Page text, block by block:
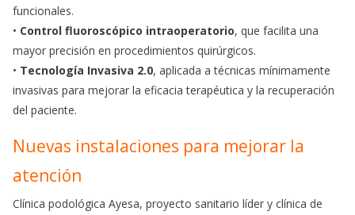
funcionales.
• Control fluoroscópico intraoperatorio, que facilita una
mayor precisión en procedimientos quirúrgicos.
• Tecnología Invasiva 2.0, aplicada a técnicas mínimamente
invasivas para mejorar la eficacia terapéutica y la recuperación
del paciente.
Nuevas instalaciones para mejorar la
atención
Clínica podológica Ayesa, proyecto sanitario líder y clínica de